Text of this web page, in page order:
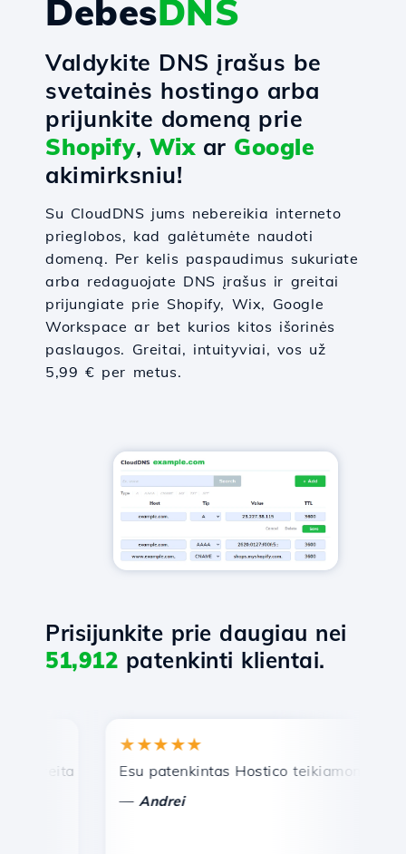
Debes DNS
Valdykite DNS įrašus be
svetainės hostingo arba
prijunkite domeną prie
Shopify, Wixar Google
akimirksniu!
Su CloudDNS jums nebereikia interneto
prieglobos, kad galėtumėte naudoti
domeną. Per kelis paspaudimus sukuriate
arba redaguojate DNS įrašus ir greitai
prijungiate prie Shopify, Wix, Google
Workspace ar bet kurios kitos išorinės
paslaugos. Greitai, intuityviai, vos už
5,99 € per metus.
Prisijunkite prie daugiau nei
51,912 patenkinti klientai.
ir efektyvi techninė pagalba.
★★★★★
Esu patenkintas Hostico teikiamomis
Andrei